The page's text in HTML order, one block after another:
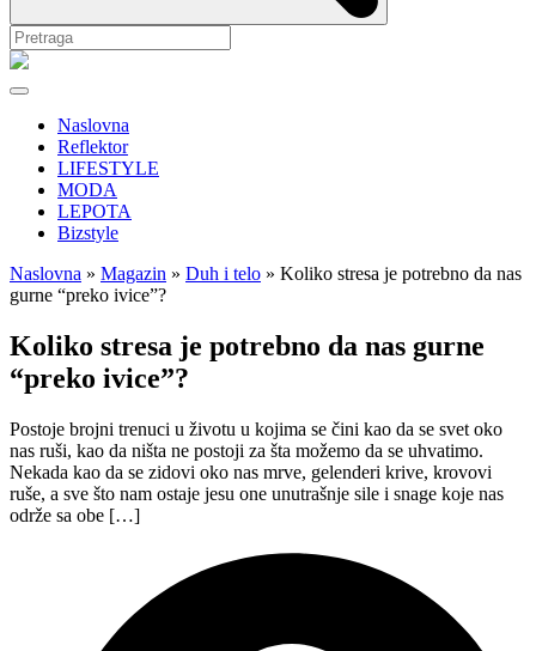
Naslovna
Reflektor
LIFESTYLE
MODA
LEPOTA
Bizstyle
Naslovna » Magazin » Duh i telo » Koliko stresa je potrebno da nas
gurne “preko ivice”?
Koliko stresa je potrebno da nas gurne
“preko ivice”?
Postoje brojni trenuci u životu u kojima se čini kao da se svet oko
nas ruši, kao da ništa ne postoji za šta možemo da se uhvatimo.
Nekada kao da se zidovi oko nas mrve, gelenderi krive, krovovi
ruše, a sve što nam ostaje jesu one unutrašnje sile i snage koje nas
održe sa obe […]